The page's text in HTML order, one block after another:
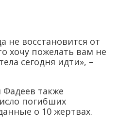
не восстановится от
хочу пожелать вам не
сегодня идти», –
также
погибших
о 10 жертвах.